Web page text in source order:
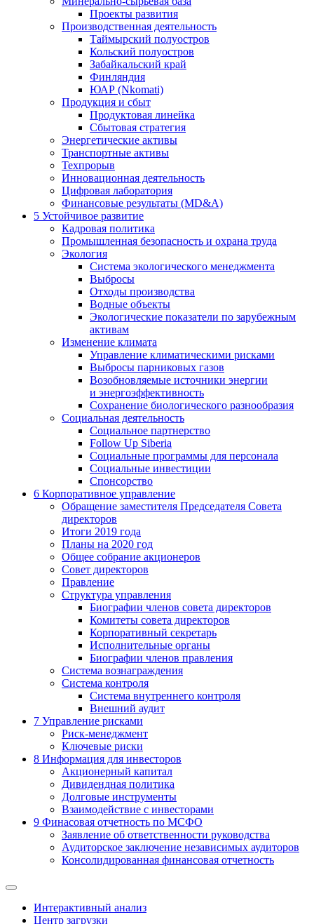
Проекты развития
Производственная деятельность
Таймырский полуостров
Кольский полуостров
Забайкальский край
Финляндия
ЮАР (Nkomati)
Продукция и сбыт
Продуктовая линейка
Сбытовая стратегия
Энергетические активы
Транспортные активы
Техпрорыв
Инновационная деятельность
Цифровая лаборатория
Финансовые результаты (MD&A)
5 Устойчивое развитие
Кадровая политика
Промышленная безопасность и охрана труда
Экология
Система экологического менеджмента
Выбросы
Отходы производства
Водные объекты
Экологические показатели по зарубежным
активам
Изменение климата
Управление климатическими рисками
Выбросы парниковых газов
Возобновляемые источники энергии
и энергоэффективность
Сохранение биологического разнообразия
Социальная деятельность
Социальное партнерство
Follow Up Siberia
Социальные программы для персонала
Социальные инвестиции
Спонсорство
6 Корпоративное управление
Обращение заместителя Председателя Совета
директоров
Итоги 2019 года
Планы на 2020 год
Общее собрание акционеров
Совет директоров
Правление
Структура управления
Биографии членов совета директоров
Комитеты совета директоров
Корпоративный секретарь
Исполнительные органы
Биографии членов правления
Система вознаграждения
Система контроля
Система внутреннего контроля
Внешний аудит
7 Управление рисками
Риск-менеджмент
Ключевые риски
8 Информация для инвесторов
Акционерный капитал
Дивидендная политика
Долговые инструменты
Взаимодействие с инвеcторами
9 Финасовая отчетность по МСФО
Заявление об ответственности руководства
Аудиторское заключение независимых аудиторов
Консолидированная финансовая отчетность
Интерактивный анализ
Центр загрузки